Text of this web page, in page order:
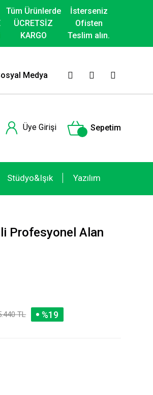
Tüm Ürünlerde
ÜCRETSİZ
KARGO
İsterseniz
Ofisten
Teslim alın.
Medya
Üye Girişi Sepetim
Stüdyo&Işık Yazılım
Profesyonel Alan
TL %19